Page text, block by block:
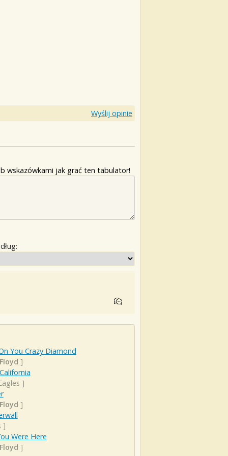
Wyślij opinie
wskazówkami jak grać ten tabulator!
You Crazy Diamond
]
]
]
]
Were Here
]